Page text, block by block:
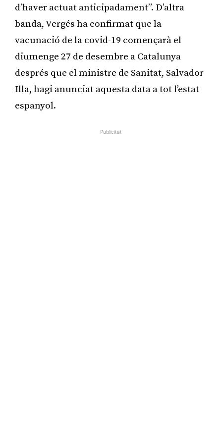
d’haver actuat anticipadament”. D’altra
banda, Vergés ha confirmat que la
vacunació de la covid-19 començarà el
diumenge 27 de desembre a Catalunya
després que el ministre de Sanitat, Salvador
Illa, hagi anunciat aquesta data a tot l’estat
espanyol.
Publicitat